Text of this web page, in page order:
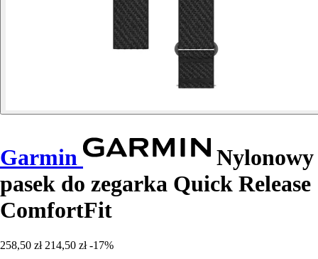
Garmin
Nylonowy
pasek do zegarka Quick Release
ComfortFit
258,50 zł 214,50 zł -17%